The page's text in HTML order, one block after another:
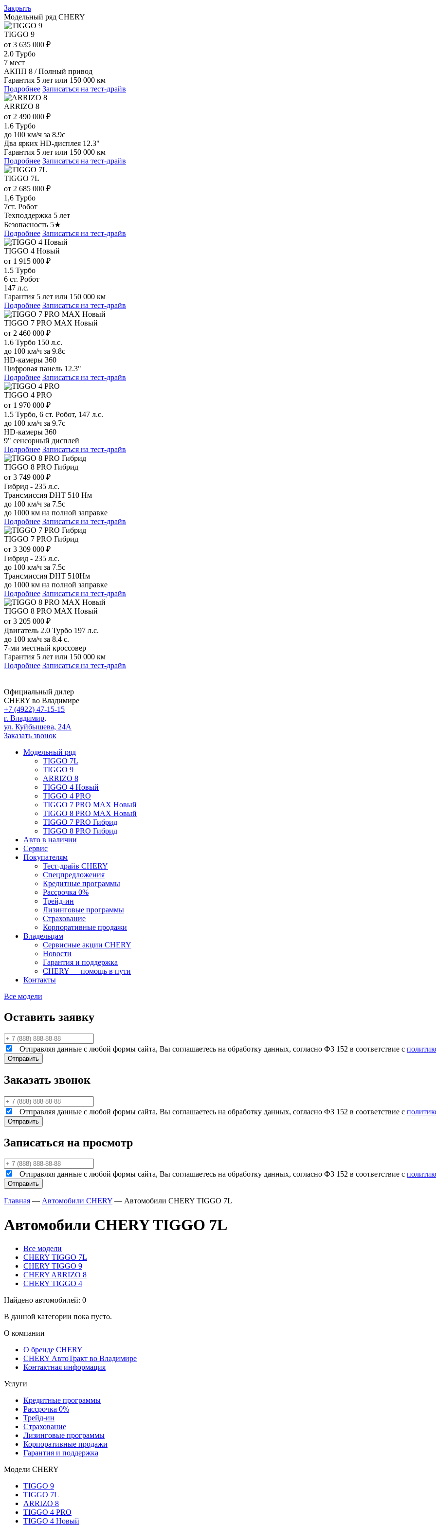
Закрыть
Модельный ряд CHERY
TIGGO 9
от 3 635 000 ₽
2.0 Турбо
7 мест
АКПП 8 / Полный привод
Гарантия 5 лет или 150 000 км
Подробнее Записаться на тест-драйв
ARRIZO 8
от 2 490 000 ₽
1.6 Турбо
до 100 км/ч за 8.9с
Два ярких HD-дисплея 12.3"
Гарантия 5 лет или 150 000 км
Подробнее Записаться на тест-драйв
TIGGO 7L
от 2 685 000 ₽
1,6 Турбо
7ст. Робот
Техподдержка 5 лет
Безопасность 5★
Подробнее Записаться на тест-драйв
TIGGO 4 Новый
от 1 915 000 ₽
1.5 Турбо
6 ст. Робот
147 л.с.
Гарантия 5 лет или 150 000 км
Подробнее Записаться на тест-драйв
TIGGO 7 PRO MAX Новый
от 2 460 000 ₽
1.6 Турбо 150 л.с.
до 100 км/ч за 9.8с
HD-камеры 360
Цифровая панель 12.3"
Подробнее Записаться на тест-драйв
TIGGO 4 PRO
от 1 970 000 ₽
1.5 Турбо, 6 ст. Робот, 147 л.с.
до 100 км/ч за 9.7с
HD-камеры 360
9" сенсорный дисплей
Подробнее Записаться на тест-драйв
TIGGO 8 PRO Гибрид
от 3 749 000 ₽
Гибрид - 235 л.с.
Трансмиссия DHT 510 Нм
до 100 км/ч за 7.5с
до 1000 км на полной заправке
Подробнее Записаться на тест-драйв
TIGGO 7 PRO Гибрид
от 3 309 000 ₽
Гибрид - 235 л.с.
до 100 км/ч за 7.5с
Трансмиссия DHT 510Нм
до 1000 км на полной заправке
Подробнее Записаться на тест-драйв
TIGGO 8 PRO MAX Новый
от 3 205 000 ₽
Двигатель 2.0 Турбо 197 л.с.
до 100 км/ч за 8.4 с.
7-ми местный кроссовер
Гарантия 5 лет или 150 000 км
Подробнее Записаться на тест-драйв
Официальный дилер
CHERY во Владимире
+7 (4922) 47-15-15
г. Владимир,
ул. Куйбышева, 24А
Заказать звонок
Модельный ряд
TIGGO 7L
TIGGO 9
ARRIZO 8
TIGGO 4 Новый
TIGGO 4 PRO
TIGGO 7 PRO MAX Новый
TIGGO 8 PRO MAX Новый
TIGGO 7 PRO Гибрид
TIGGO 8 PRO Гибрид
Авто в наличии
Сервис
Покупателям
Тест-драйв CHERY
Спецпредложения
Кредитные программы
Рассрочка 0%
Трейд-ин
Лизинговые программы
Страхование
Корпоративные продажи
Владельцам
Сервисные акции CHERY
Новости
Гарантия и поддержка
CHERY — помощь в пути
Контакты
Все модели
Оставить заявку
Отправляя данные с любой формы сайта, Вы соглашаетесь на обработку данных, согласно ФЗ 152 в соответствие с
Заказать звонок
Отправляя данные с любой формы сайта, Вы соглашаетесь на обработку данных, согласно ФЗ 152 в соответствие с
Записаться на просмотр
Отправляя данные с любой формы сайта, Вы соглашаетесь на обработку данных, согласно ФЗ 152 в соответствие с
Главная — Автомобили CHERY — Автомобили CHERY TIGGO 7L
Автомобили CHERY TIGGO 7L
Все модели
CHERY TIGGO 7L
CHERY TIGGO 9
CHERY ARRIZO 8
CHERY TIGGO 4
Найдено автомобилей: 0
В данной категории пока пусто.
О компании
О бренде CHERY
CHERY АвтоТракт во Владимире
Контактная информация
Услуги
Кредитные программы
Рассрочка 0%
Трейд-ин
Страхование
Лизинговые программы
Корпоративные продажи
Гарантия и поддержка
Модели CHERY
TIGGO 9
TIGGO 7L
ARRIZO 8
TIGGO 4 PRO
TIGGO 4 Новый